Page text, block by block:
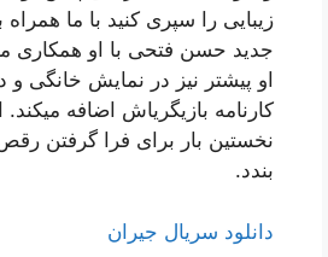
زیبایی را سپری کنید با ما
جدید حسن فتحی با او همکاری
او پیشتر نیز در نمایش خانگی
کارنامه بازیگریاش اضافه
نخستین بار برای فرا گرفتن رقص
بندد.
دانلود سریال جیران